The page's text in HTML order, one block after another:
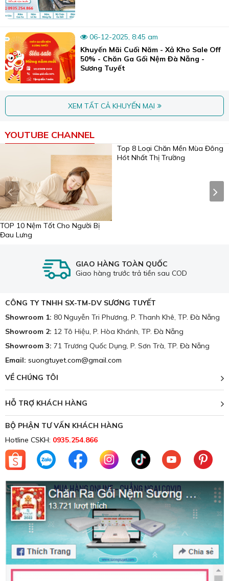
06-12-2025, 8:45 am
Khuyến Mãi Cuối Năm - Xả Kho Sale Off
50% - Chăn Ga Gối Nệm Đà Nẵng -
Sương Tuyết
XEM TẤT CẢ KHUYẾN MẠI
YOUTUBE CHANNEL
TOP 10 Nệm Tốt Cho Người Bị
Đau Lưng
GIAO HÀNG TOÀN QUỐC
Giao hàng trước trả tiền sau COD
CÔNG TY TNHH SX-TM-DV SƯƠNG TUYẾT
Showroom 1: 80 Nguyễn Tri Phương, P. Thanh Khê, TP. Đà Nẵng
Showroom 2: 12 Tô Hiệu, P. Hòa Khánh, TP. Đà Nẵng
Showroom 3: 71 Trương Quốc Dụng, P. Sơn Trà, TP. Đà Nẵng
Email: suongtuyet.com@gmail.com
VỀ CHÚNG TÔI
HỖ TRỢ KHÁCH HÀNG
BỘ PHẬN TƯ VẤN KHÁCH HÀNG
Hotline CSKH: 0935.254.866